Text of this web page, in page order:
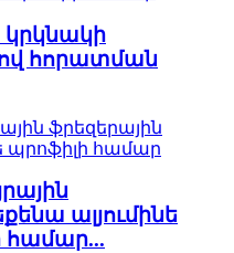
հորատման
ալյումինե